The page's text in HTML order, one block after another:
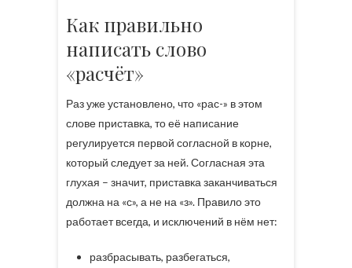
Как правильно
написать слово
«расчёт»
Раз уже установлено, что «рас-» в этом
слове приставка, то её написание
регулируется первой согласной в корне,
который следует за ней. Согласная эта
глухая – значит, приставка заканчиваться
должна на «с», а не на «з». Правило это
работает всегда, и исключений в нём нет:
разбрасывать, разбегаться,